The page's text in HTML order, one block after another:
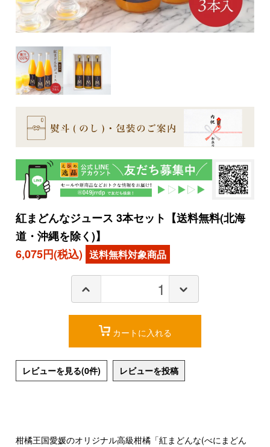
紅まどんなジュース 3本セット【送料無料(北海
道・沖縄を除く)】
6,075円(税込)
カートに入れる
レビューを見る(0件) レビューを投稿
柑橘王国愛媛のオリジナル高級柑橘「紅まどんな(べにまどん